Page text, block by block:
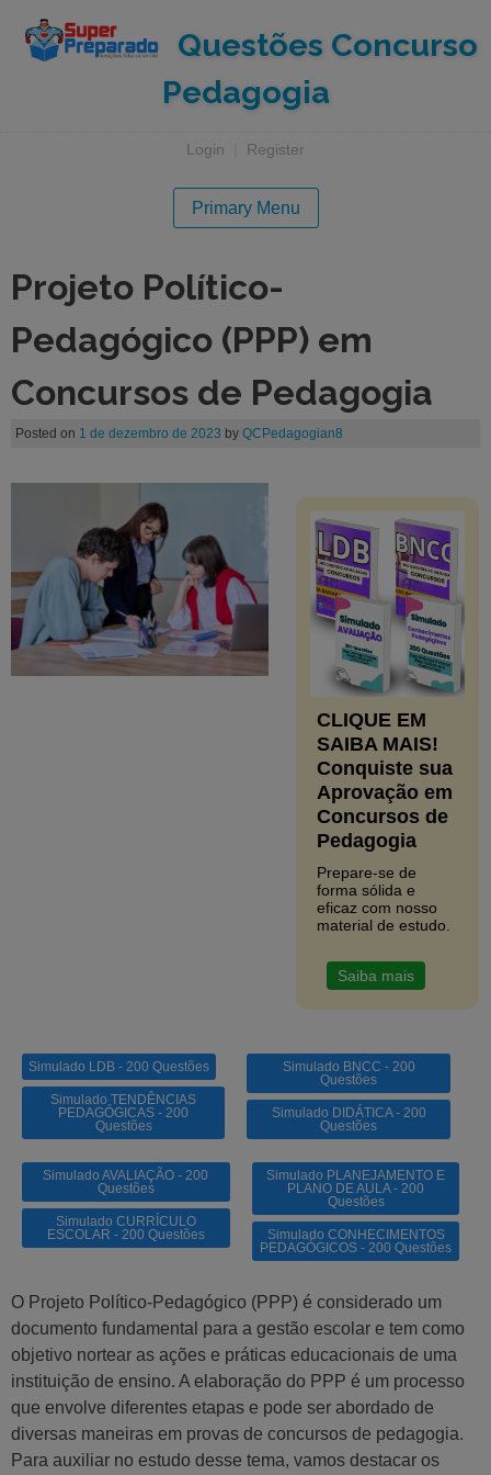
Questões Concurso
Pedagogia
Login Register
Primary Menu
Projeto Político-
Pedagógico (PPP) em
Concursos de Pedagogia
Posted on 1 de dezembro de 2023 by QCPedagogian8
CLIQUE EM
SAIBA MAIS!
Conquiste sua
Aprovação em
Concursos de
Pedagogia
Prepare-se de
forma sólida e
eficaz com nosso
material de estudo.
Saiba mais
Simulado LDB - 200 Questões
Simulado TENDÊNCIAS
PEDAGÓGICAS - 200
Questões
Simulado BNCC - 200
Questões
Simulado DIDÁTICA - 200
Questões
Simulado AVALIAÇÃO - 200
Questões
Simulado CURRÍCULO
ESCOLAR - 200 Questões
Simulado PLANEJAMENTO E
PLANO DE AULA - 200
Questões
Simulado CONHECIMENTOS
PEDAGÓGICOS - 200 Questões
O Projeto Político-Pedagógico (PPP) é considerado um
documento fundamental para a gestão escolar e tem como
objetivo nortear as ações e práticas educacionais de uma
instituição de ensino. A elaboração do PPP é um processo
que envolve diferentes etapas e pode ser abordado de
diversas maneiras em provas de concursos de pedagogia.
Para auxiliar no estudo desse tema, vamos destacar os